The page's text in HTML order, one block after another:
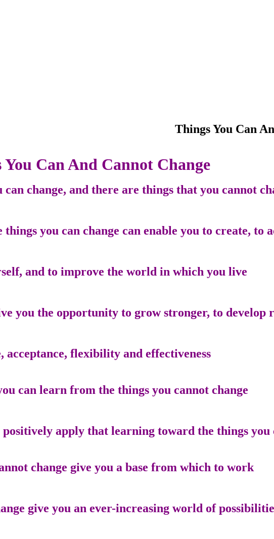
You Can And Cannot Change
change, and there are things that you cannot
you can change can enable you to create, to
and to improve the world in which you live.
you the opportunity to grow stronger, to develop
acceptance, flexibility and effectiveness.
can learn from the things you cannot change.
apply that learning toward the things you
change give you a base from which to work.
give you an ever-increasing world of